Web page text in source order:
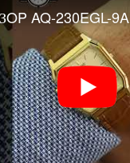
AQ-230EGL-9A